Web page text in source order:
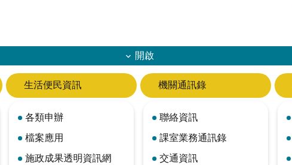
開啟
生活便民資訊
各類申辦
檔案應用
施政成果透明資訊網
機關通訊錄
聯絡資訊
課室業務通訊錄
交通資訊